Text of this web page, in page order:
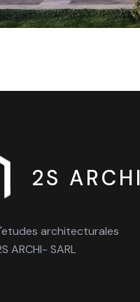
2S ARCHI
architecturales
ARCHI- SARL